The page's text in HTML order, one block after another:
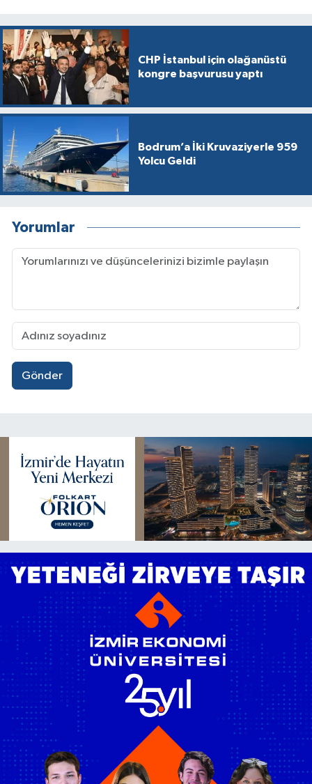
CHP İstanbul için olağanüstü
kongre başvurusu yaptı
Bodrum’a İki Kruvaziyerle 959
Yolcu Geldi
Yorumlar
Gönder